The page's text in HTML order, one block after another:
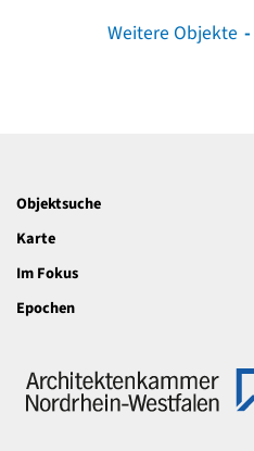
Weitere Objekte
Objektsuche
Karte
Im Fokus
Epochen